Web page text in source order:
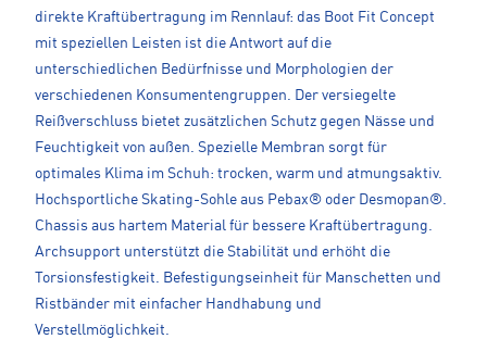
direkte Kraftübertragung im Rennlauf: das Boot Fit Concept
mit speziellen Leisten ist die Antwort auf die
unterschiedlichen Bedürfnisse und Morphologien der
verschiedenen Konsumentengruppen. Der versiegelte
Reißverschluss bietet zusätzlichen Schutz gegen Nässe und
Feuchtigkeit von außen. Spezielle Membran sorgt für
optimales Klima im Schuh: trocken, warm und atmungsaktiv.
Hochsportliche Skating-Sohle aus Pebax® oder Desmopan®.
Chassis aus hartem Material für bessere Kraftübertragung.
Archsupport unterstützt die Stabilität und erhöht die
Torsionsfestigkeit. Befestigungseinheit für Manschetten und
Ristbänder mit einfacher Handhabung und
Verstellmöglichkeit.